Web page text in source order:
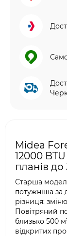
Midea
12000 BTU
планів до
Старша
потужніша за
різниця:
Повітряний
близько 500
відкритих